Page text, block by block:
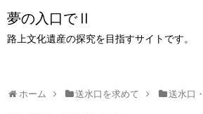
夢の入口でⅡ
路上文化遺産の探究を目指すサイトです。
ホーム 送水口を求めて 送水口